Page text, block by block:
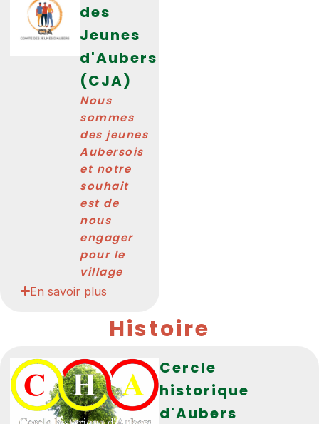
des
Jeunes
d'Aubers
(CJA)
Nous
sommes
des jeunes
Aubersois
et notre
souhait
est de
nous
engager
pour le
village
En savoir plus
Histoire
Cercle
historique
d'Aubers